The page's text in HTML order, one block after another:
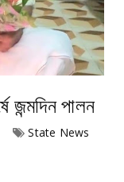
জন্মদিন পালন
State News